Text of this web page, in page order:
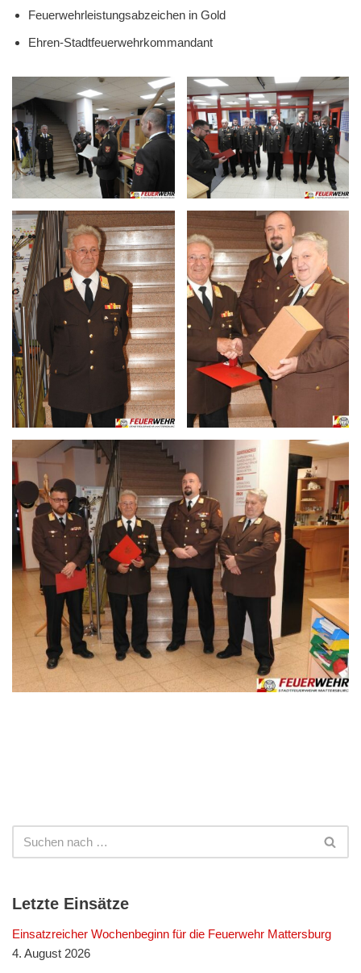
Feuerwehrleistungsabzeichen in Gold
Ehren-Stadtfeuerwehrkommandant
Letzte Einsätze
Einsatzreicher Wochenbeginn für die Feuerwehr Mattersburg
4. August 2026